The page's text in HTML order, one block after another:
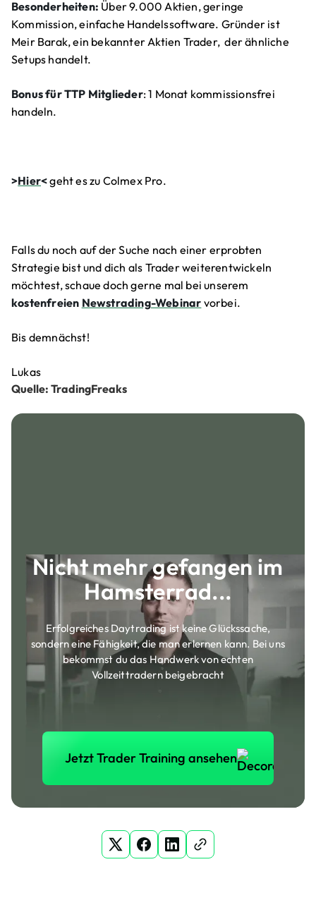
Besonderheiten: Über 9.000 Aktien, geringe
Kommission, einfache Handelssoftware. Gründer ist
Meir Barak, ein bekannter Aktien Trader, der ähnliche
Setups handelt.
Bonus für TTP Mitglieder: 1 Monat kommissionsfrei
handeln.
>Hier<geht es zu Colmex Pro.
Falls du noch auf der Suche nach einer erprobten
Strategie bist und dich als Trader weiterentwickeln
möchtest, schaue doch gerne mal bei unserem
kostenfreien Newstrading-Webinar vorbei.
Bis demnächst!
Lukas
Quelle: TradingFreaks
Nicht mehr gefangen im
Hamsterrad...
Erfolgreiches Daytrading ist keine Glückssache,
sondern eine Fähigkeit, die man erlernen kann. Bei uns
bekommst du das Handwerk von echten
Vollzeittradern beigebracht
Jetzt Trader Training ansehen
Jetzt Trader Training